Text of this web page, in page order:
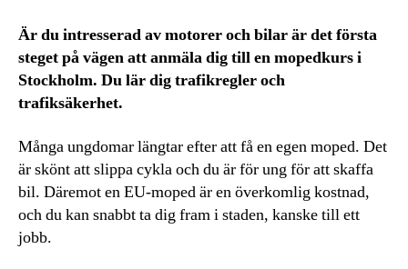
Är du intresserad av motorer och bilar är det första
steget på vägen att anmäla dig till en mopedkurs i
Stockholm. Du lär dig trafikregler och
trafiksäkerhet.
Många ungdomar längtar efter att få en egen moped. Det
är skönt att slippa cykla och du är för ung för att skaffa
bil. Däremot en EU-moped är en överkomlig kostnad,
och du kan snabbt ta dig fram i staden, kanske till ett
jobb.